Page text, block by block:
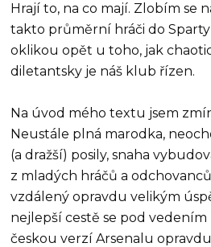
Hrají to, na co mají. Zlobím se
takto průměrní hráči do Sparty
oklikou opět u toho, jak
diletantsky je náš klub řízen.
Na úvod mého textu jsem
Neustále plná marodka,
(a dražší) posily, snaha
z mladých hráčů a
vzdálený opravdu velikým
nejlepší cestě se pod vedením
českou verzí Arsenalu